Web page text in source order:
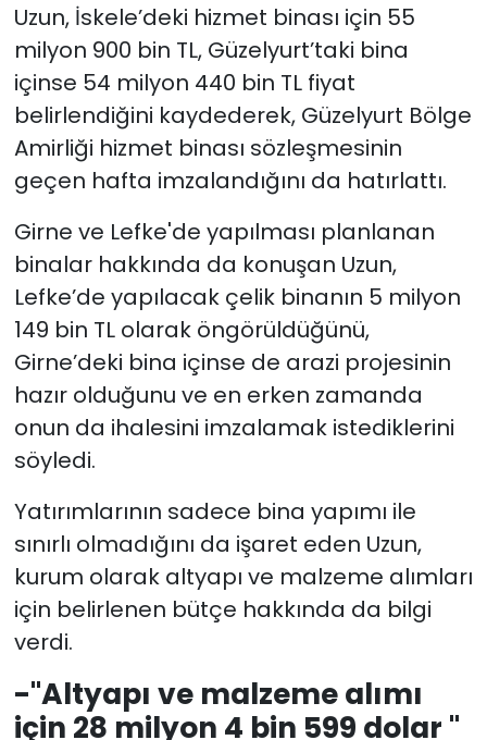
Uzun, İskele’deki hizmet binası için 55
milyon 900 bin TL, Güzelyurt’taki bina
içinse 54 milyon 440 bin TL fiyat
belirlendiğini kaydederek, Güzelyurt Bölge
Amirliği hizmet binası sözleşmesinin
geçen hafta imzalandığını da hatırlattı.
Girne ve Lefke'de yapılması planlanan
binalar hakkında da konuşan Uzun,
Lefke’de yapılacak çelik binanın 5 milyon
149 bin TL olarak öngörüldüğünü,
Girne’deki bina içinse de arazi projesinin
hazır olduğunu ve en erken zamanda
onun da ihalesini imzalamak istediklerini
söyledi.
Yatırımlarının sadece bina yapımı ile
sınırlı olmadığını da işaret eden Uzun,
kurum olarak altyapı ve malzeme alımları
için belirlenen bütçe hakkında da bilgi
verdi.
-"Altyapı ve malzeme alımı
için 28 milyon 4 bin 599 dolar "